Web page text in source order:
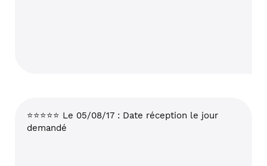
⭐⭐⭐⭐⭐ Le 05/08/17 : Date réception le jour
demandé